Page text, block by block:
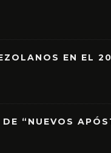
EN EL
“NUEVOS